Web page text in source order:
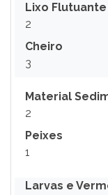
Lixo Flutuante
2
Cheiro
3
Material
2
Peixes
1
Larvas e